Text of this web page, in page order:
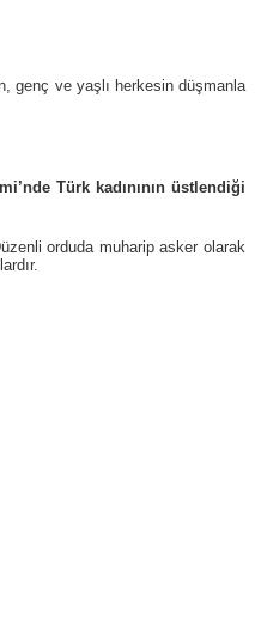
genç ve yaşlı herkesin düşmanla
Türk kadınının üstlendiği
orduda muharip asker olarak